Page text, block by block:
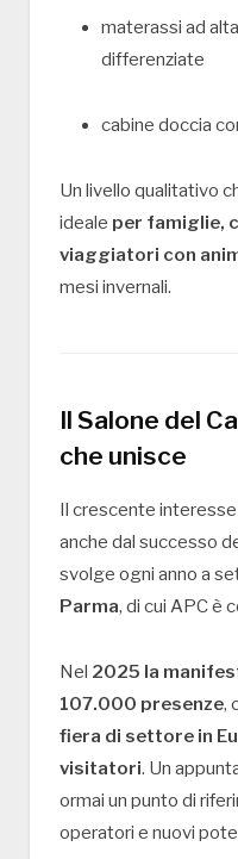
materassi ad
differenziate
cabine doccia
Un livello qualitativo
ideale per famiglie,
viaggiatori con
mesi invernali.
Il Salone del
che unisce
Il crescente
anche dal successo
svolge ogni anno a
Parma, di cui APC è
Nel 2025 la
107.000 presenze,
fiera di settore in
visitatori. Un
ormai un punto di
operatori e nuovi